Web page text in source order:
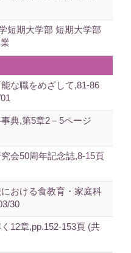
短期大学部 短期大学部
な職をめざして,81-86
典,第5章2－5ページ
会50周年記念誌,8-15頁
おける食教育・家庭科
30
12章,pp.152-153頁 (共